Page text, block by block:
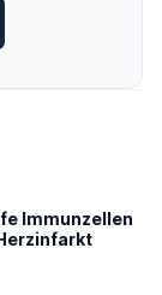
Immunzellen